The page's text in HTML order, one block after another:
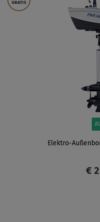
GRATIS
Elektro-
€